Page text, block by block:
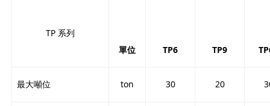
TP 系列
單位
TP6 TP9
最大噸位 ton 30 20